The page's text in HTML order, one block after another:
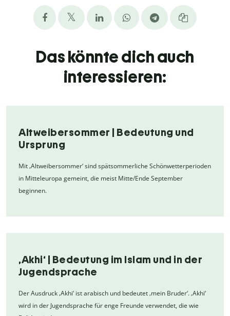
Das könnte dich auch
interessieren:
Altweibersommer | Bedeutung und
Ursprung
Mit ‚Altweibersommer‘ sind spätsommerliche Schönwetterperioden
in Mitteleuropa gemeint, die meist Mitte/Ende September
beginnen.
‚Akhi‘ | Bedeutung im Islam und in der
Jugendsprache
Der Ausdruck ‚Akhi‘ ist arabisch und bedeutet ‚mein Bruder‘. ‚Akhi‘
wird in der Jugendsprache für enge Freunde verwendet, die wie